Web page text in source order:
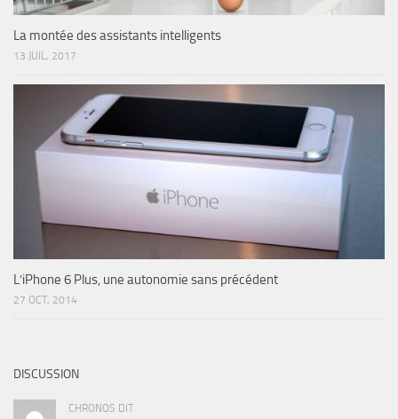
La montée des assistants intelligents
13 JUIL, 2017
L’iPhone 6 Plus, une autonomie sans précédent
27 OCT, 2014
DISCUSSION
CHRONOS DIT